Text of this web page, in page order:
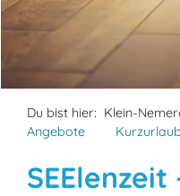
Du bist hier: Klein-
Angebote
Kurzurlaub